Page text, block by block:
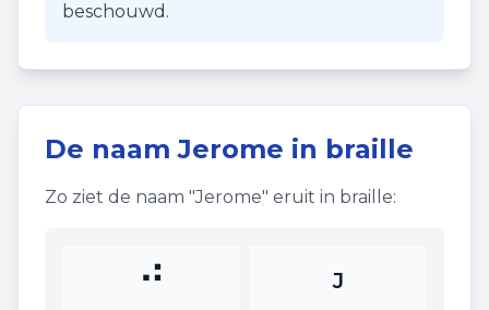
beschouwd.
De naamJerome in braille
Zo ziet de naam "Jerome" eruit in braille:
⠚ J